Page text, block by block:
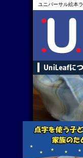
ユニバーサル絵本